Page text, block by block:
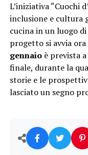
L’iniziativa “Cuochi
inclusione e cultura
cucina in un luogo
progetto si avvia
gennaioè prevista a
finale, durante la
storie e le
lasciato un segno